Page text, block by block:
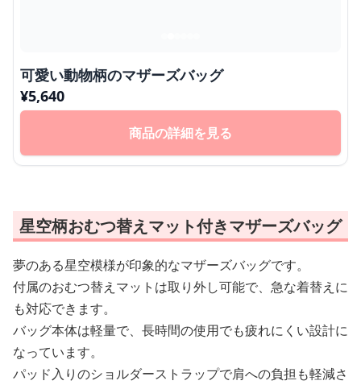
可愛い動物柄のマザーズバッグ
¥5,640
商品の詳細を見る
星空柄おむつ替えマット付きマザーズバッグ
夢のある星空模様が印象的なマザーズバッグです。
付属のおむつ替えマットは取り外し可能で、急な着替えに
も対応できます。
バッグ本体は軽量で、長時間の使用でも疲れにくい設計に
なっています。
パッド入りのショルダーストラップで肩への負担も軽減さ